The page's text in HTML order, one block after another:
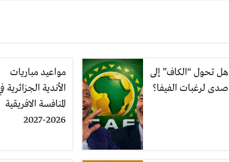
هل تحول “الكاف” إلى
صدى لرغبات الفيفا؟
مواعيد مباريات
الأندية الجزائرية
المنافسة الافريقية
2026-2027